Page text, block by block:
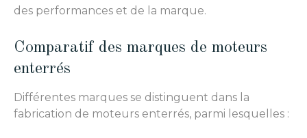
des performances et de la marque.
Comparatif des marques de moteurs
enterrés
Différentes marques se distinguent dans la
fabrication de moteurs enterrés, parmi lesquelles :